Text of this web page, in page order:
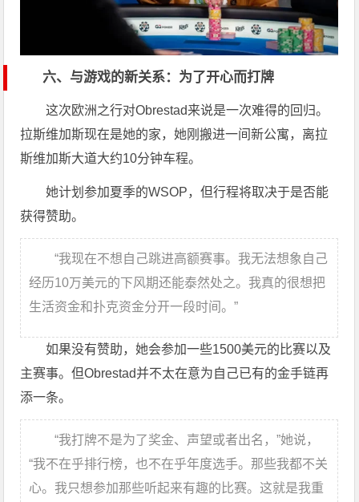
六、与游戏的新关系：为了开心而打牌
这次欧洲之行对Obrestad来说是一次难得的回归。
拉斯维加斯现在是她的家，她刚搬进一间新公寓，离拉
斯维加斯大道大约10分钟车程。
她计划参加夏季的WSOP，但行程将取决于是否能
获得赞助。
“我现在不想自己跳进高额赛事。我无法想象自己
经历10万美元的下风期还能泰然处之。我真的很想把
生活资金和扑克资金分开一段时间。”
如果没有赞助，她会参加一些1500美元的比赛以及
主赛事。但Obrestad并不太在意为自己已有的金手链再
添一条。
“我打牌不是为了奖金、声望或者出名，”她说，
“我不在乎排行榜，也不在乎年度选手。那些我都不关
心。我只想参加那些听起来有趣的比赛。这就是我重